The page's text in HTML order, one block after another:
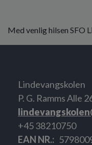
Med venlig hilsen SFO
Lindevangskolen
P. G. Ramms Alle
+45 38210750
EAN NR.